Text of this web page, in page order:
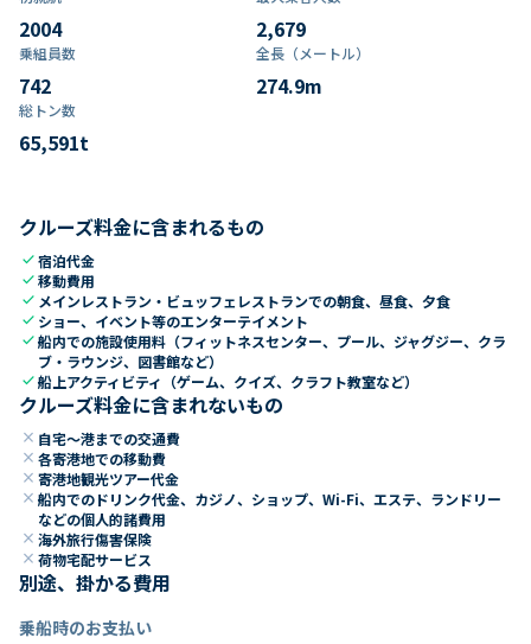
2004 2,679
乗組員数​
742
全長（メートル）
274.9m
総トン数​
65,591t
クルーズ料金に含まれるもの
check宿泊代金
check移動費用
check メインレストラン・ビュッフェレストランでの朝食、昼食、夕食
check ショー、イベント等のエンターテイメント
check船内での施設使用料（フィットネスセンター、プール、ジャグジー、クラ
ブ・ラウンジ、図書館など）
check船上アクティビティ（ゲーム、クイズ、クラフト教室など）
クルーズ料金に含まれないもの
close 自宅～港までの交通費
close 各寄港地での移動費
close 寄港地観光ツアー代金
close 船内でのドリンク代金、カジノ、ショップ、Wi-Fi、エステ、ランドリー
などの個人的諸費用
close 海外旅行傷害保険
close 荷物宅配サービス
別途、掛かる費用
乗船時のお支払い